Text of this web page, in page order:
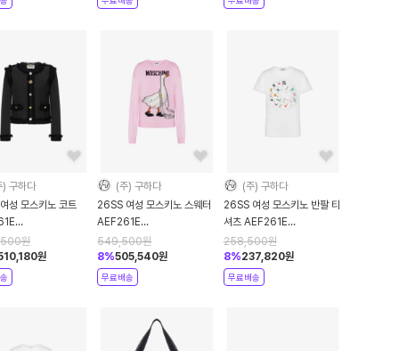
) 구하다
성 모스키노 코트
원
원
(주) 구하다
26SS 여성 모스키노 스웨터
AEF261E
09180502AEF3224
Pink DOM
549,500원
8%505,540원
무료배송
(주) 구하다
26SS 여성 모스키노 반팔 티
셔츠 AEF261E
07210541AEF1001
White DOM
258,500원
8%237,820원
무료배송